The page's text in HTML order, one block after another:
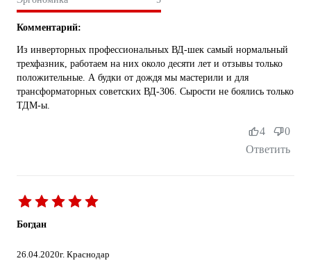
Комментарий:
Из инверторных профессиональных ВД-шек самый нормальный
трехфазник, работаем на них около десяти лет и отзывы только
положительные. А будки от дождя мы мастерили и для
трансформаторных советских ВД-306. Сырости не боялись только
ТДМ-ы.
Ответить
4 0
Богдан
26.04.2020г. Краснодар